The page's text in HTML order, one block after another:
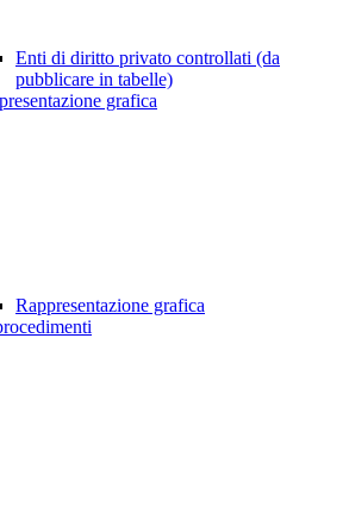
Enti di diritto privato controllati (da
pubblicare in tabelle)
grafica
Rappresentazione grafica